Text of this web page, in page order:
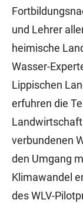
und Lehrer
heimische
Wasser-
Lippischen
erfuhren die
verbundenen
den Umgang
Klimawandel
des WLV-